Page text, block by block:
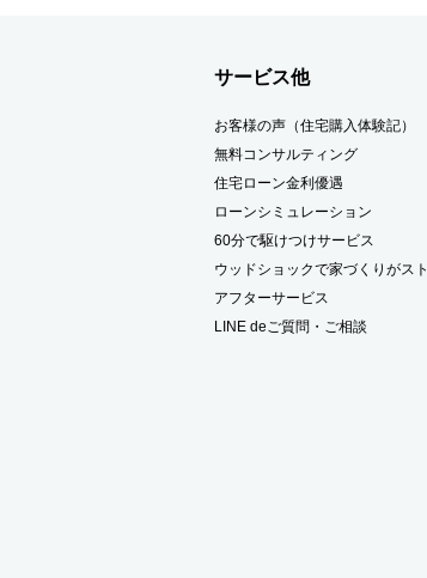
サービス他
お客様の声（住宅購入体験記）
無料コンサルティング
住宅ローン金利優遇
ローンシミュレーション
60分で駆けつけサービス
ウッドショックで家づくりがス
アフターサービス
LINE deご質問・ご相談